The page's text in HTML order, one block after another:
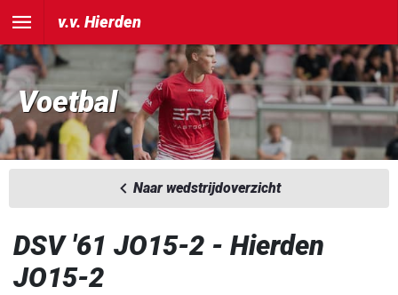
v.v. Hierden
Voetbal
Naar wedstrijdoverzicht
DSV '61 JO15-2 - Hierden
JO15-2